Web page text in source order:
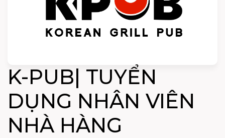
K-PUB| TUYỂN
DỤNG NHÂN VIÊN
NHÀ HÀNG